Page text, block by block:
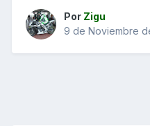
Por Zigu
9 de Noviembre